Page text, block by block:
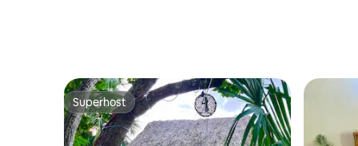
Superhost
Superhost